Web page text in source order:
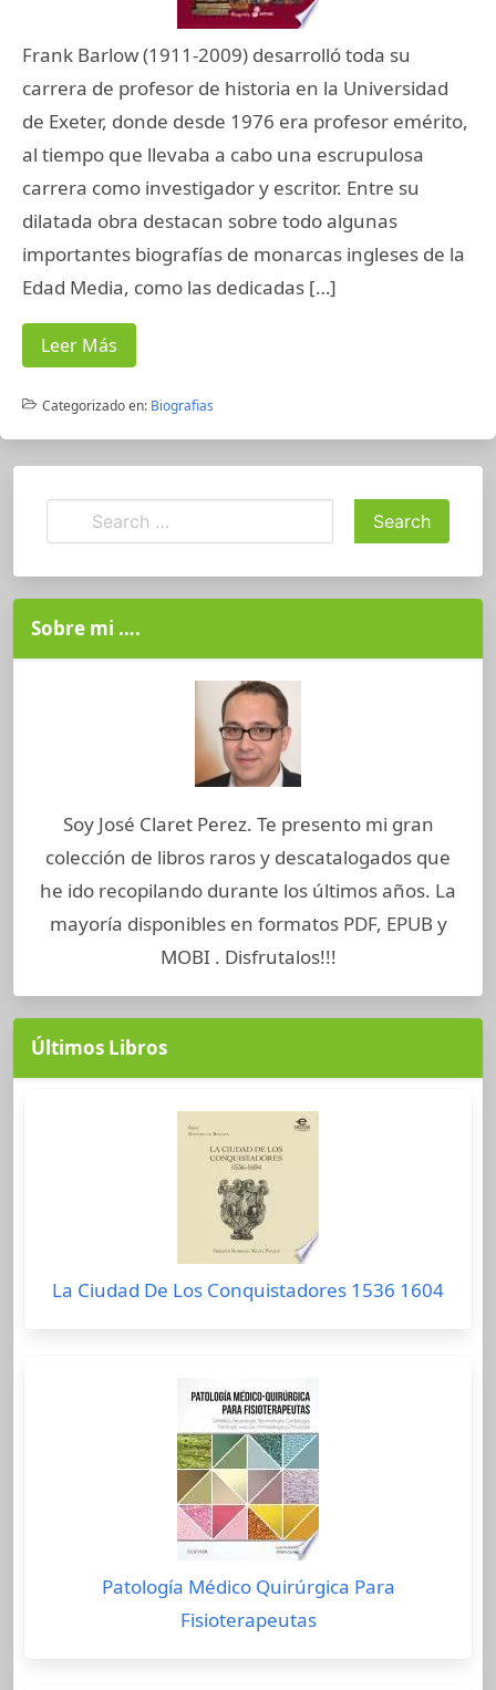
Frank Barlow (1911-2009) desarrolló toda su
carrera de profesor de historia en la Universidad
de Exeter, donde desde 1976 era profesor emérito,
al tiempo que llevaba a cabo una escrupulosa
carrera como investigador y escritor. Entre su
dilatada obra destacan sobre todo algunas
importantes biografías de monarcas ingleses de la
Edad Media, como las dedicadas […]
Leer Más
Categorizado en: Biografias
Sobre mi ….
Soy José Claret Perez. Te presento mi gran
colección de libros raros y descatalogados que
he ido recopilando durante los últimos años. La
mayoría disponibles en formatos PDF, EPUB y
MOBI . Disfrutalos!!!
Últimos Libros
La Ciudad De Los Conquistadores 1536 1604
Patología Médico Quirúrgica Para
Fisioterapeutas